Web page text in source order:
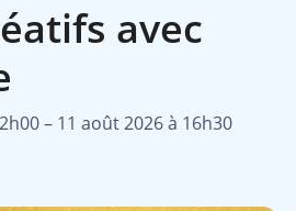
avec
– 11 août 2026 à 16h30